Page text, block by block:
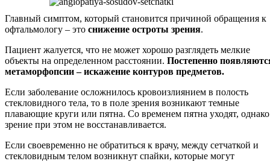
Главный симптом, который становится причиной обращения к
офтальмологу – это снижение остроты зрения.
Пациент жалуется, что не может хорошо разглядеть мелкие
объекты на определенном расстоянии. Постепенно
метаморфопсии – искажение контуров предметов.
Если заболевание осложнилось кровоизлиянием в полость
стекловидного тела, то в поле зрения возникают темные
плавающие круги или пятна. Со временем пятна уходят, однако
зрение при этом не восстанавливается.
Если своевременно не обратиться к врачу, между сетчаткой и
стекловидным телом возникнут спайки, которые могут